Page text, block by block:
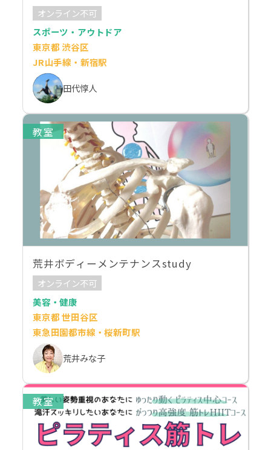
オンライン不可
スポーツ・アウトドア
東京都 渋谷区
JR山手線・新宿駅
田代惇人
教室
荒井ボディーメンテナンスstudy
オンライン不可
美容・健康
東京都 世田谷区
東急田園都市線・桜新町駅
荒井みな子
教室